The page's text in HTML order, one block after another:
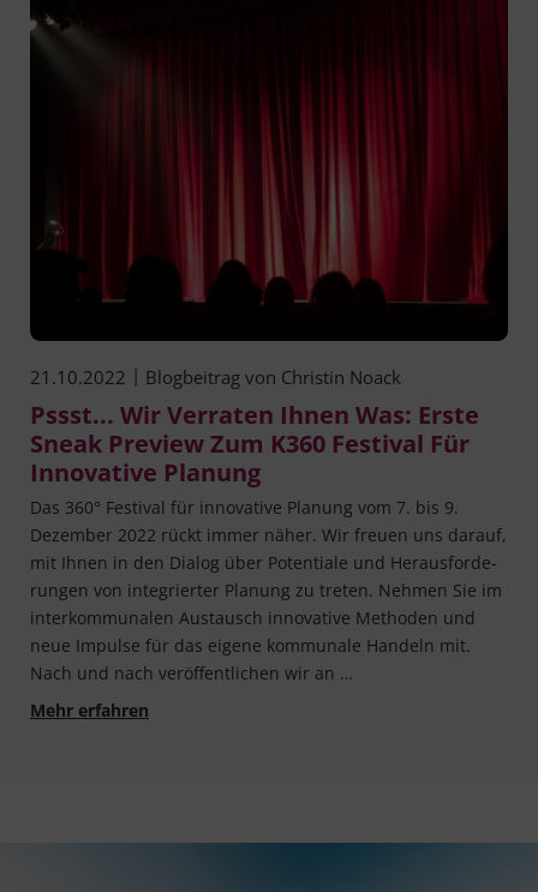
21.10.2022 | Blogbeitrag von Christin Noack
Pssst... Wir Verraten Ihnen Was: Erste
Sneak Preview Zum K360 Festival Für
Innovative Planung
Das 360° Fes­ti­val für inno­va­ti­ve Pla­nung vom 7. bis 9.
Dezem­ber 2022 rückt immer näher. Wir freu­en uns dar­auf,
mit Ihnen in den Dia­log über Poten­tia­le und Her­aus­for­de­
run­gen von inte­grier­ter Pla­nung zu tre­ten. Neh­men Sie im
inter­kom­mu­na­len Aus­tausch inno­va­ti­ve Metho­den und
neue Impul­se für das eige­ne kom­mu­na­le Han­deln mit.
Nach und nach ver­öf­fent­li­chen wir an …
Mehr erfahrenPssst... wir verraten Ihnen was: Erste Sneak